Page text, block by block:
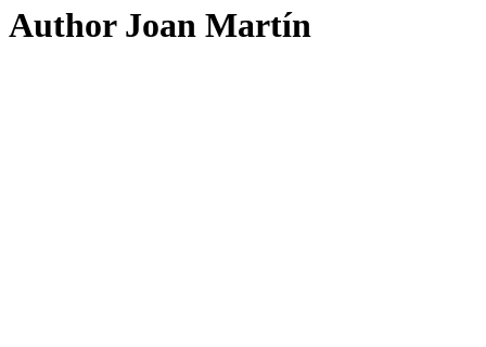
AuthorJoan Martín